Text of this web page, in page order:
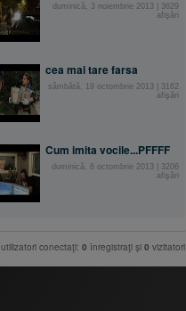
duminică, 3 noiembrie 2013
3629
afişări
cea mai tare farsa
sâmbătă, 19 octombrie 2013
3162
afişări
Cum imita vocile...PFFFF
duminică, 6 octombrie 2013
3206
afişări
utilizatori conectaţi: 0 înregistraţi şi 0 vizitatori